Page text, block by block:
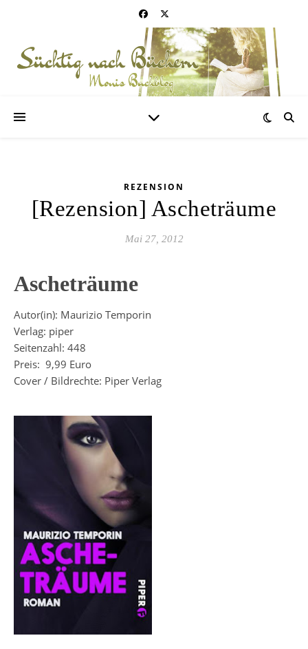
REZENSION
[Rezension] Ascheträume
Mai 27, 2012
Ascheträume
Autor(in): Maurizio Temporin
Verlag: piper
Seitenzahl: 448
Preis: 9,99 Euro
Cover / Bildrechte: Piper Verlag